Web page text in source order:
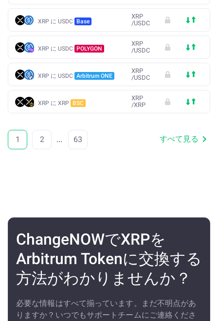
XRP に USDC Base
XRP
/USDC
XRP に USDC POLYGON
XRP
/USDC
XRP に USDC Arbitrum ONE
XRP
/USDC
XRP に XRP BSC
XRP
/XRP
1 2 ... 63 すべて見る
ChangeNOWでXRPを
Arbitrum Tokenに交換する
方法がわかりませんか？
必要な情報はすべて揃っています。まだ不明点があ
りますか？いつでもサポートチームにご連絡くださ